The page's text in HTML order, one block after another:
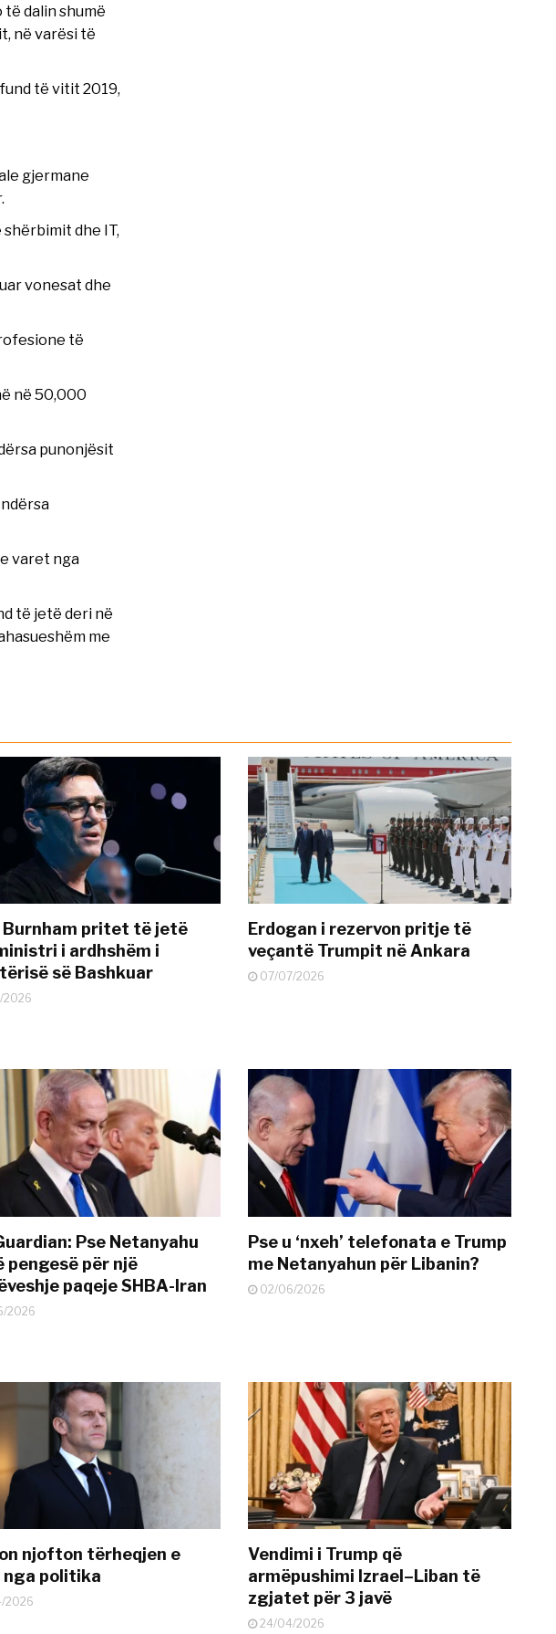
dalin shumë
në varësi të
të vitit 2019,
gjermane
dhe IT,
vonesat dhe
të
në 50,000
punonjësit
varet nga
të jetë deri në
me
Burnham pritet të jetë
i ardhshëm i
së Bashkuar
Erdogan i rezervon pritje të
veçantë Trumpit në Ankara
07/07/2026
Pse Netanyahu
pengesë për një
paqeje SHBA-Iran
2026
Pse u ‘nxeh’ telefonata e Trump
me Netanyahun për Libanin?
02/06/2026
njofton tërheqjen e
nga politika
2026
Vendimi i Trump që
armëpushimi Izrael–Liban të
zgjatet për 3 javë
24/04/2026